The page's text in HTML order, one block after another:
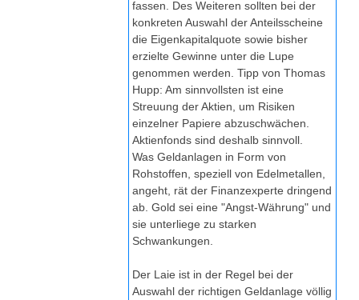
fassen. Des Weiteren sollten bei der
konkreten Auswahl der Anteilsscheine
die Eigenkapitalquote sowie bisher
erzielte Gewinne unter die Lupe
genommen werden. Tipp von Thomas
Hupp: Am sinnvollsten ist eine
Streuung der Aktien, um Risiken
einzelner Papiere abzuschwächen.
Aktienfonds sind deshalb sinnvoll.
Was Geldanlagen in Form von
Rohstoffen, speziell von Edelmetallen,
angeht, rät der Finanzexperte dringend
ab. Gold sei eine "Angst-Währung" und
sie unterliege zu starken
Schwankungen.
Der Laie ist in der Regel bei der
Auswahl der richtigen Geldanlage völlig